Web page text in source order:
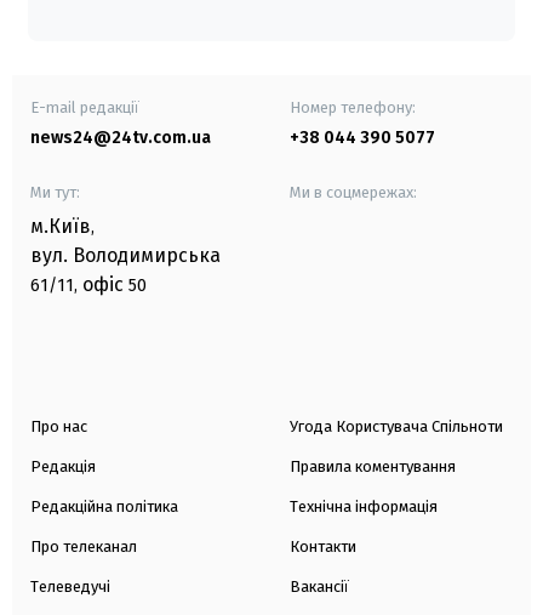
E-mail редакції
news24@24tv.com.ua
Номер телефону:
+38 044 390 5077
Ми тут:
м.Київ,
вул. Володимирська
61/11, офіс 50
Ми в соцмережах:
Про нас
Редакція
Редакційна політика
Про телеканал
Телеведучі
Угода Користувача Спільноти
Правила коментування
Технічна інформація
Контакти
Вакансії